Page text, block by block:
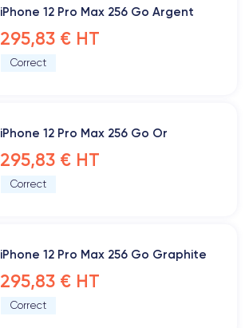
iPhone 12 Pro Max 256 Go Argent
295,83 € HT
Correct
iPhone 12 Pro Max 256 Go Or
295,83 € HT
Correct
iPhone 12 Pro Max 256 Go Graphite
295,83 € HT
Correct